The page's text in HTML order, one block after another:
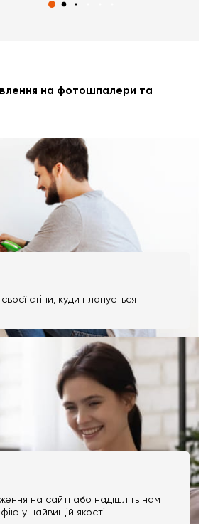
на фотошпалери та
стіни, куди планується
на сайті або надішліть нам
у найвищій якості